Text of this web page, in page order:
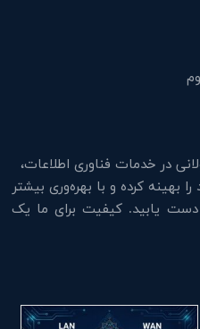
در خدمات فناوری اطلاعات،
بهینه کرده و با بهره‌وری بیشتر
دست یابید. کیفیت برای ما یک